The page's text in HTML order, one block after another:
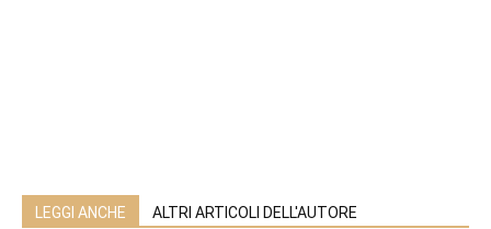
LEGGI ANCHE ALTRI ARTICOLI DELL'AUTORE